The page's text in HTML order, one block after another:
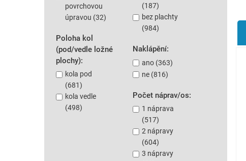
povrchovou
úpravou (32)
Poloha kol
(pod/vedle ložné
plochy):
kola pod
(681)
kola vedle
(498)
(187)
bez plachty
(984)
Naklápění:
ano (363)
ne (816)
Počet náprav/os:
1 náprava
(517)
2 nápravy
(604)
3 nápravy